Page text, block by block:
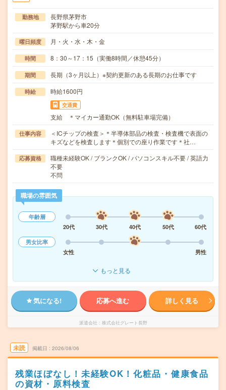
勤務地
長野県茅野市
茅野駅から車20分
曜日頻度 月・火・水・木・金
時間 8：30～17：15（実働8時間／休憩45分）
期間 長期（3ヶ月以上）※契約更新のある長期のお仕事です
時給 時給1600円
交通費
支給 ＊マイカー通勤OK（無料駐車場完備）
仕事内容
＜ICチップの検査＞＊半導体部品の検査・検査機で表面の
キズなどを検査します＊個別での座り作業です＊社…
応募資格
職種未経験OK / ブランクOK / パソコンスキル不要 / 英語力
不要
不問
職場の雰囲気
年齢層
20代
30代 40代 50代
60代
男女比率
女性
男性
もっと見る
気になる! 応募へ進む 詳しく見る
派遣会社 株式会社グレート長野
未読 掲載日 2026/08/06
残業ほぼなし！未経験OK！化粧品・健康食品
の資材・原料検査